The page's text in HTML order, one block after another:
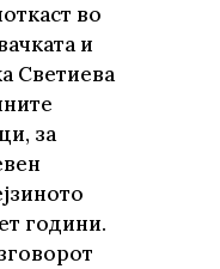
во
и
Светиева
за
години.